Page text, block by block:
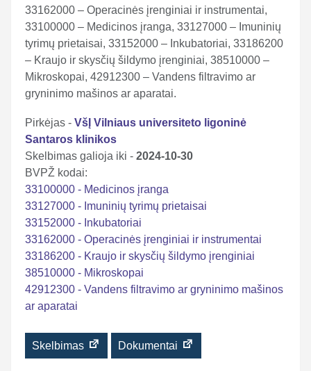
33162000 – Operacinės įrenginiai ir instrumentai,
33100000 – Medicinos įranga, 33127000 – Imuninių
tyrimų prietaisai, 33152000 – Inkubatoriai, 33186200
– Kraujo ir skysčių šildymo įrenginiai, 38510000 –
Mikroskopai, 42912300 – Vandens filtravimo ar
gryninimo mašinos ar aparatai.
Pirkėjas - VšĮ Vilniaus universiteto ligoninė
Santaros klinikos
Skelbimas galioja iki - 2024-10-30
BVPŽ kodai:
33100000 - Medicinos įranga
33127000 - Imuninių tyrimų prietaisai
33152000 - Inkubatoriai
33162000 - Operacinės įrenginiai ir instrumentai
33186200 - Kraujo ir skysčių šildymo įrenginiai
38510000 - Mikroskopai
42912300 - Vandens filtravimo ar gryninimo mašinos
ar aparatai
Skelbimas Dokumentai